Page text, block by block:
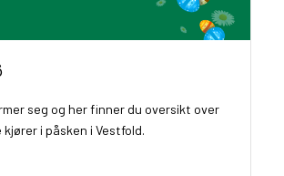
seg og her finner du oversikt over
i påsken i Vestfold.